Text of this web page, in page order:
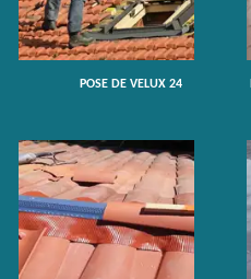
POSE DE VELUX 24